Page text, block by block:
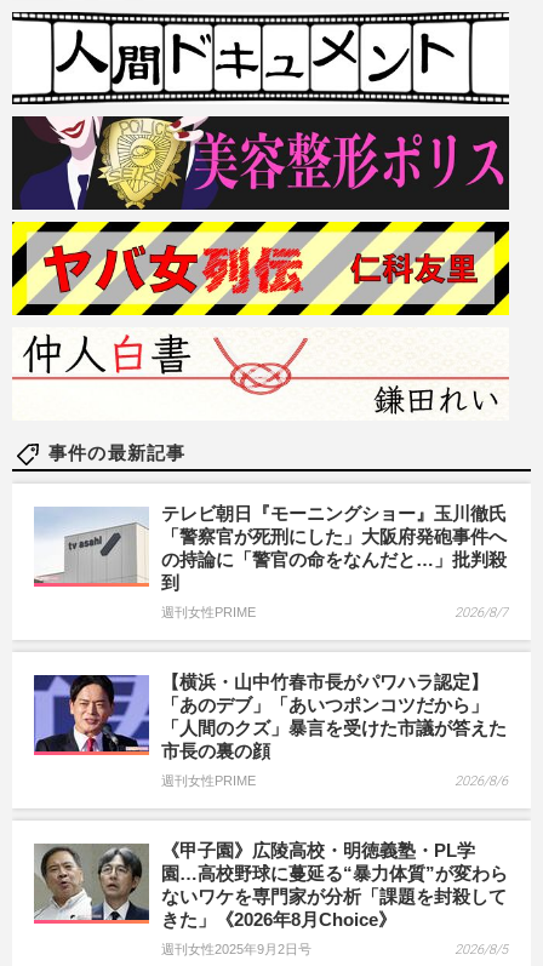
事件の最新記事
テレビ朝日『モーニングショー』玉川徹氏
「警察官が死刑にした」大阪府発砲事件へ
の持論に「警官の命をなんだと…」批判殺
到
週刊女性PRIME 2026/8/7
【横浜・山中竹春市長がパワハラ認定】
「あのデブ」「あいつポンコツだから」
「人間のクズ」暴言を受けた市議が答えた
市長の裏の顔
週刊女性PRIME 2026/8/6
《甲子園》広陵高校・明徳義塾・PL学
園…高校野球に蔓延る“暴力体質”が変わら
ないワケを専門家が分析「課題を封殺して
きた」《2026年8月Choice》
週刊女性2025年9月2日号 2026/8/5